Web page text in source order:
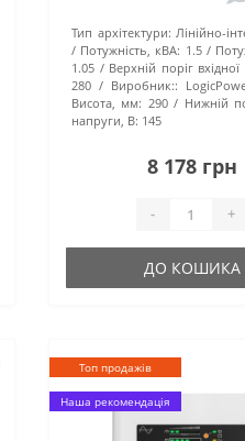
Тип архітектури: Лінійно-
Потужність, кВА: 1.5
1.05
Верхній поріг
280
Виробник::
Висота, мм: 290
Нижній
напруги, В: 145
8 178 грн
- +
ДО КОШИКА
Топ продажів
Наша рекомендація